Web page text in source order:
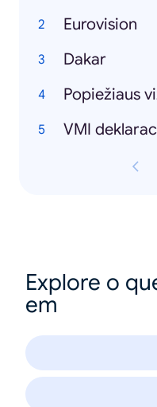
Eurovision
Dakar
Popiežiaus
VMI
Explore o
em